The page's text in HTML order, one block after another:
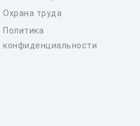
Охрана труда
Политика
конфиденциальности